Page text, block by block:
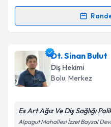
Randevu Takvimi
Dt. Onur Güneriçin
Size bu uzmandan
hazırlandığında e-
Dt. Sinan Bulut
Diş Hekimi
Bolu, Merkez
Es Art Ağız Ve Diş Sağlığı
Alpagut Mahallesi İzzet Baysal